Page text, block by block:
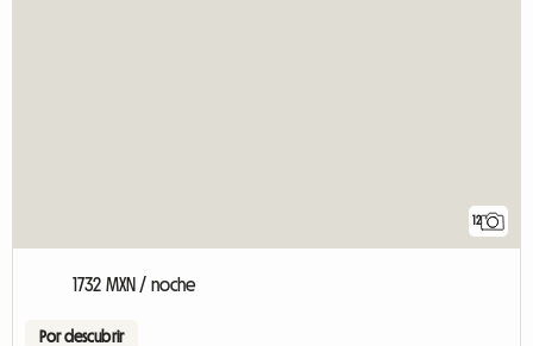
12
1732 MXN / noche
Por descubrir